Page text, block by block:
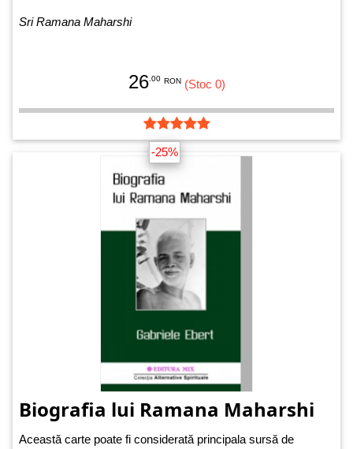
Sri Ramana Maharshi
26 .00 RON (Stoc 0)
-25%
Biografia lui Ramana Maharshi
Această carte poate fi considerată principala sursă de